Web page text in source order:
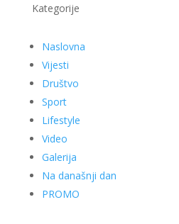
Kategorije
Naslovna
Vijesti
Društvo
Sport
Lifestyle
Video
Galerija
Na današnji dan
PROMO